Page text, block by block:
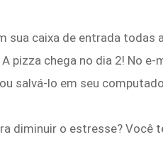
sua caixa de entrada
pizza chega no dia 2! No
salvá-lo em seu
diminuir o estresse? Você